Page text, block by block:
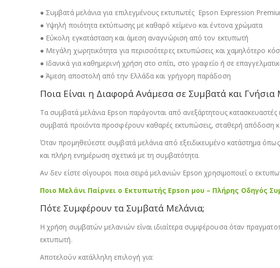
● Συμβατά μελάνια για επιλεγμένους εκτυπωτές Epson Expression
● Υψηλή ποιότητα εκτύπωσης με καθαρό κείμενο και έντονα χρώματα
● Εύκολη εγκατάσταση και άμεση αναγνώριση από τον εκτυπωτή
● Μεγάλη χωρητικότητα για περισσότερες εκτυπώσεις και χαμηλότερο
● Ιδανικά για καθημερινή χρήση στο σπίτι, στο γραφείο ή σε
● Άμεση αποστολή από την Ελλάδα και γρήγορη παράδοση
Ποια Είναι η Διαφορά Ανάμεσα σε Συμβατά και Γνήσια
Τα συμβατά μελάνια Epson παράγονται από ανεξάρτητους
συμβατά προϊόντα προσφέρουν καθαρές εκτυπώσεις, σταθερή απόδοση
Όταν προμηθεύεστε συμβατά μελάνια από εξειδικευμένο κατάστημα
και πλήρη ενημέρωση σχετικά με τη συμβατότητα.
Αν δεν είστε σίγουροι ποια σειρά μελανιών Epson χρησιμοποιεί ο
Ποιο Μελάνι Παίρνει ο Εκτυπωτής Epson μου – Πλήρης Οδηγός
Πότε Συμφέρουν τα Συμβατά Μελάνια;
Η χρήση συμβατών μελανιών είναι ιδιαίτερα συμφέρουσα όταν
εκτυπωτή.
Αποτελούν κατάλληλη επιλογή για: